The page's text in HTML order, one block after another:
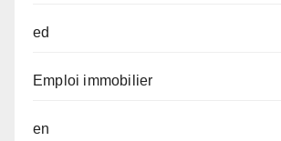
ed
Emploi immobilier
en